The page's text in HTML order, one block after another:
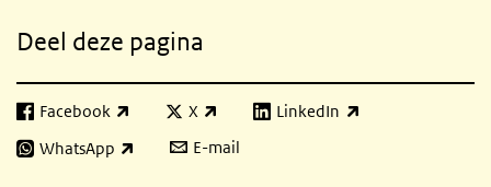
Deel deze pagina
Facebook
(externe link) X
(externe link) LinkedIn
(externe link)
WhatsApp
(externe link) E-mail